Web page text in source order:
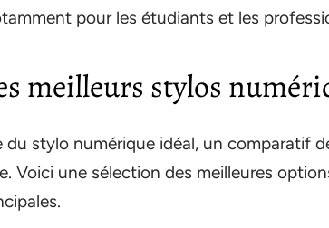
pour les étudiants et les
meilleurs stylos
du stylo numérique idéal, un comparatif
Voici une sélection des meilleures